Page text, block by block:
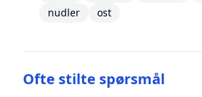
nudler
ost
Ofte stilte spørsmål